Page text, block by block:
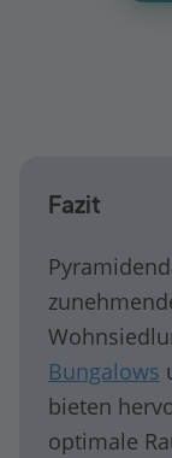
Fazit
Bungalows
bieten
optimale